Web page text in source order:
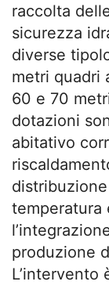
raccolta
sicurezza
diverse
metri quadri
60 e 70
dotazioni
abitativo
temperatura
produzione
L’intervento